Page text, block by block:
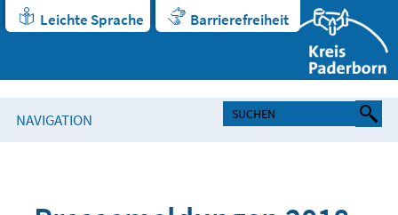
Leichte Sprache Barrierefreiheit
NAVIGATION